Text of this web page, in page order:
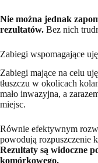
Nie można jednak
rezultatów. Bez nich
Zabiegi wspomagające
Zabiegi mające na celu
tłuszczu w okolicach
mało inwazyjna, a
miejsc.
Równie efektywnym
powodują rozpuszczenie
Rezultaty są widoczne
komórkowego.